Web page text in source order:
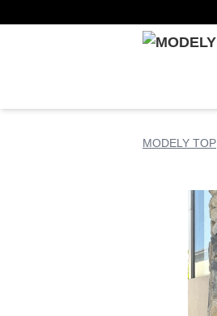
MODELY TOP